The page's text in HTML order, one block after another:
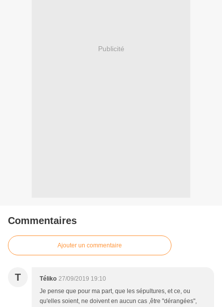
Publicité
Commentaires
Ajouter un commentaire
T Téliko 27/09/2019 19:10
Je pense que pour ma part, que les sépultures, et ce, ou
qu'elles soient, ne doivent en aucun cas ,être "dérangées",